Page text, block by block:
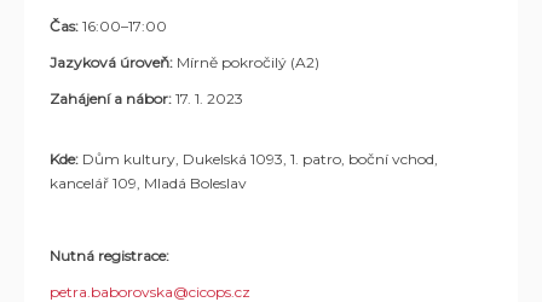
Čas: 16:00–17:00
Jazyková úroveň: Mírně pokročilý (A2)
Zahájení a nábor: 17. 1. 2023
Kde: Dům kultury, Dukelská 1093, 1. patro, boční vchod,
kancelář 109, Mladá Boleslav
Nutná registrace:
petra.baborovska@cicops.cz